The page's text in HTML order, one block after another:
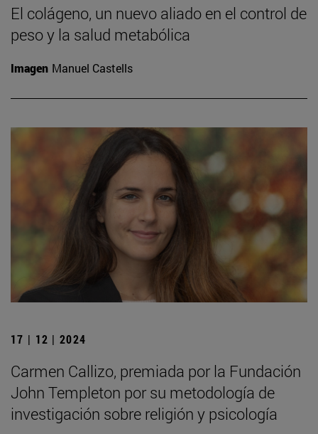
El colágeno, un nuevo aliado en el control de
peso y la salud metabólica
Imagen Manuel Castells
17 | 12 | 2024
Carmen Callizo, premiada por la Fundación
John Templeton por su metodología de
investigación sobre religión y psicología